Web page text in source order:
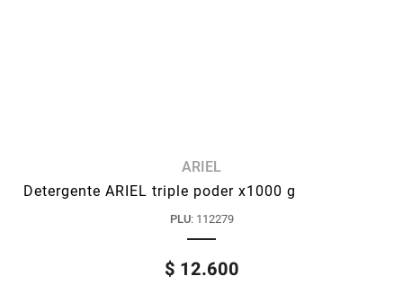
ARIEL
Detergente ARIEL triple poder x1000 g
PLU: 112279
$ 12.600